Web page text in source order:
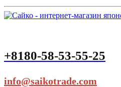
+8180-58-53-55-25
info@saikotrade.com